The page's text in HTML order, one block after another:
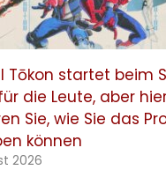
Tōkon startet beim
die Leute, aber
Sie, wie Sie das
können
2026